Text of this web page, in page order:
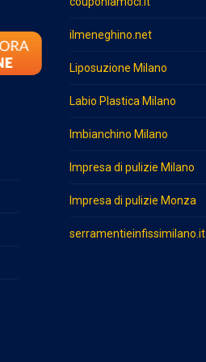
ilmeneghino.net
Liposuzione Milano
Labio Plastica Milano
Imbianchino Milano
Impresa di pulizie Milano
Impresa di pulizie Monza
serramentieinfissimilano.it